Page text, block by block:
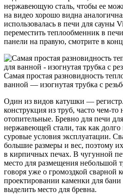
нержавеющую сталь, чтобы ее
на видео хорошо видна
использовалась в печи для сауны
переместить теплообменник в
панели на правую, смотрите в
Самая простая разновидность
ванной — изогнутая трубка с
Один из видов катушки —
конструкция из труб, часто чем-
отопительные. Бревно для печи
нержавеющей стали, так как
суровые условия эксплуатации.
большие размеры и вес, поэтому
в кирпичных печах. В чугунной
место для размещения небольшой
говоря уже о громоздкой сварной
проектировании каменки для
выделить место для бревна.